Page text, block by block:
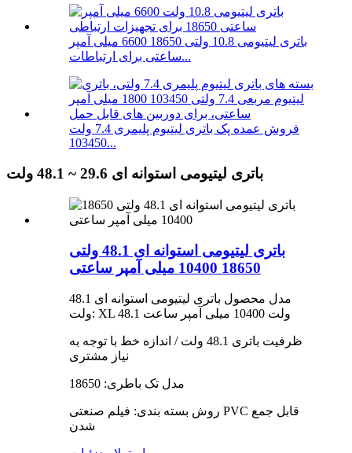
باتری لیتیومی 10.8 ولتی 18650 6600 میلی آمپر
ساعتی برای ارتباطات...
فروش عمده پک باتری لیتیوم پلیمری 7.4 ولت
103450...
باتری لیتیومی استوانه ای 29.6 ~ 48.1 ولت
باتری لیتیومی استوانه ای 48.1 ولتی
18650 10400 میلی آمپر ساعتی
مدل محصول باتری لیتیومی استوانه ای 48.1
ولت: XL 48.1 ولت 10400 میلی آمپر ساعت
ظرفیت باتری 48.1 ولت / اندازه خط با توجه به
نیاز مشتری
مدل تک باطری: 18650
روش بسته بندی: فیلم صنعتی PVC قابل جمع
شدن